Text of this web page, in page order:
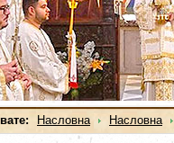
Насловна Насловна